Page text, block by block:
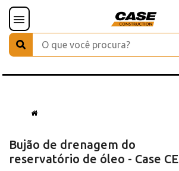
Bujão de drenagem do
reservatório de óleo - Case CE